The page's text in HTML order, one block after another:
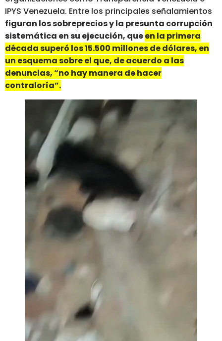
IPYS Venezuela. Entre los principales señalamientos
figuran los sobreprecios y la presunta corrupción
sistemática en su ejecución, queen la primera
década superó los 15.500 millones de dólares, en
un esquema sobre el que, de acuerdo a las
denuncias, “no hay manera de hacer
contraloría”.